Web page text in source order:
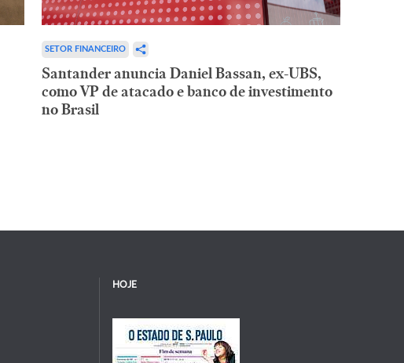
SETOR FINANCEIRO
Santander anuncia Daniel Bassan, ex-UBS,
como VP de atacado e banco de investimento
no Brasil
HOJE